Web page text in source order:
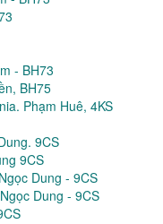
- BH73
BH75
Phạm Huê, 4KS
9CS
9CS
Dung - 9CS
Dung - 9CS